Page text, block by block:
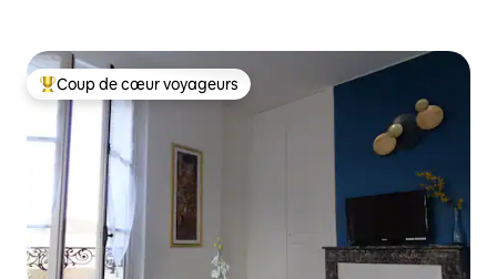
Coups de cœur voyageurs les plus appréciés
Coup de cœur voyageurs